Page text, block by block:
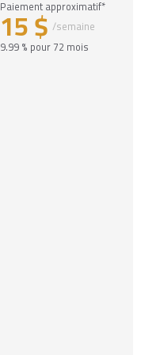
Paiement approximatif*
15 $ /semaine
9.99 % pour 72 mois